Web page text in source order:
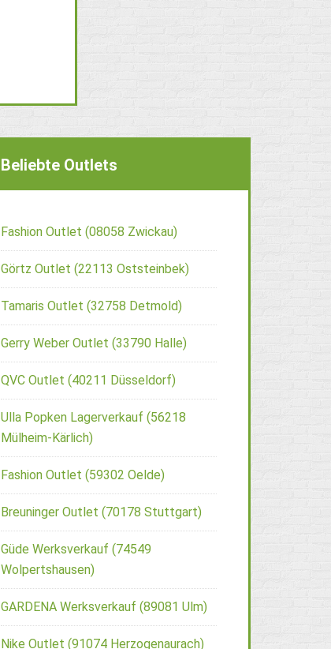
Beliebte Outlets
Fashion Outlet (08058 Zwickau)
Görtz Outlet (22113 Oststeinbek)
Tamaris Outlet (32758 Detmold)
Gerry Weber Outlet (33790 Halle)
QVC Outlet (40211 Düsseldorf)
Ulla Popken Lagerverkauf (56218
Mülheim-Kärlich)
Fashion Outlet (59302 Oelde)
Breuninger Outlet (70178 Stuttgart)
Güde Werksverkauf (74549
Wolpertshausen)
GARDENA Werksverkauf (89081 Ulm)
Nike Outlet (91074 Herzogenaurach)